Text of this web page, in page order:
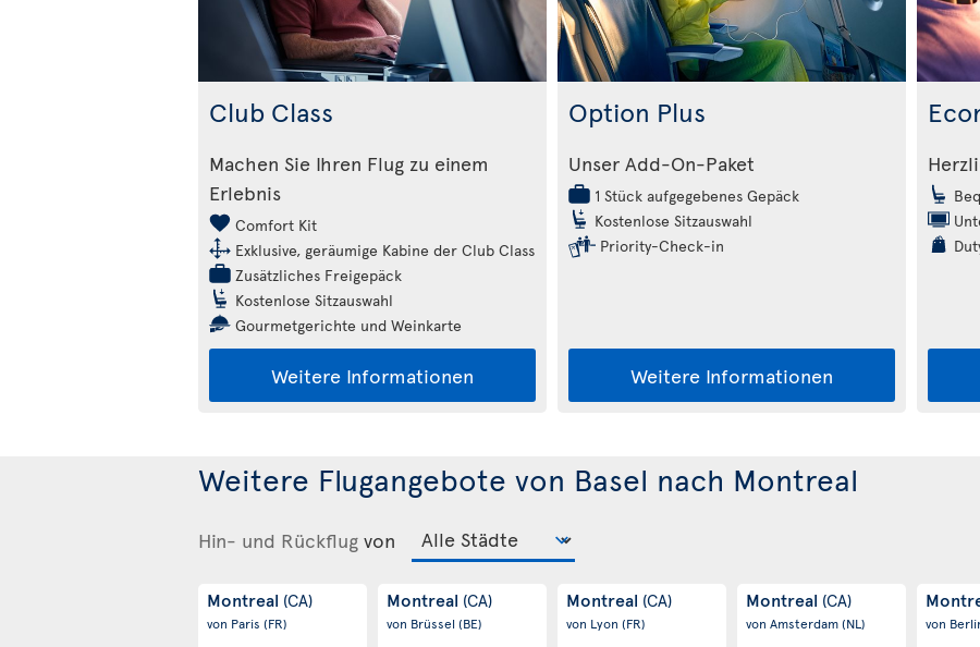
Club Class
Machen Sie Ihren Flug zu einem
Erlebnis
Comfort Kit
Exklusive, geräumige Kabine der Club Class
Zusätzliches Freigepäck
Kostenlose Sitzauswahl
Gourmetgerichte und Weinkarte
Weitere Informationen
Option Plus
Unser Add-On-Paket
1 Stück aufgegebenes Gepäck
Kostenlose Sitzauswahl
Priority-Check-in
Weitere Informationen
Weitere Flugangebote von Basel nach Montreal
Hin- und Rückflug von
Montreal (CA)
von Paris (FR)
Montreal (CA)
von Brüssel(BE)
Montreal (CA)
von Lyon (FR)
Montreal (CA)
von Amsterdam(NL) von